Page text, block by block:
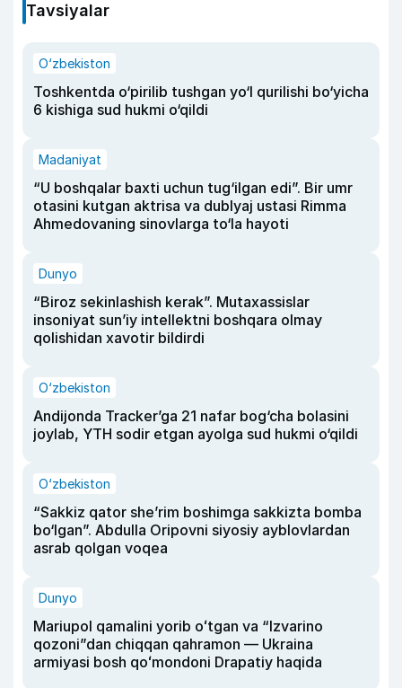
Tavsiyalar
O‘zbekiston
Toshkentda o‘pirilib tushgan yo‘l qurilishi bo‘yicha
6 kishiga sud hukmi o‘qildi
Madaniyat
“U boshqalar baxti uchun tug‘ilgan edi”. Bir umr
otasini kutgan aktrisa va dublyaj ustasi Rimma
Ahmedovaning sinovlarga to‘la hayoti
Dunyo
“Biroz sekinlashish kerak”. Mutaxassislar
insoniyat sun’iy intellektni boshqara olmay
qolishidan xavotir bildirdi
O‘zbekiston
Andijonda Tracker’ga 21 nafar bog‘cha bolasini
joylab, YTH sodir etgan ayolga sud hukmi o‘qildi
O‘zbekiston
“Sakkiz qator she’rim boshimga sakkizta bomba
bo‘lgan”. Abdulla Oripovni siyosiy ayblovlardan
asrab qolgan voqea
Dunyo
Mariupol qamalini yorib oʻtgan va “Izvarino
qozoni”dan chiqqan qahramon — Ukraina
armiyasi bosh qoʻmondoni Drapatiy haqida